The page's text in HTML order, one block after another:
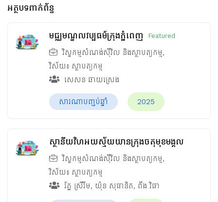
អត្ថបទពាក់ព័ន្ធ
មជ្ឈមណ្ឌលវប្បធម៌ក្រុងភ្នំពេញ Featured
វិស្វកម្មសំណង់ស៊ីវិល និងស្ថាបត្យកម្ម,
វិស័យ៖ ស្ថាបត្យកម្ម
សេសន ឆាយស្រេង
សារណាបញ្ចប់ឆ្នាំ 2025
ស្ថានីយវិហអយស្ម័យយានក្រុងចតុមុខមង្គល
វិស្វកម្មសំណង់ស៊ីវិល និងស្ថាបត្យកម្ម,
វិស័យ៖ ស្ថាបត្យកម្ម
រ័ត្ន ស្រីរីម, យ៉ុន សុផានិត, ពឹង វិផា